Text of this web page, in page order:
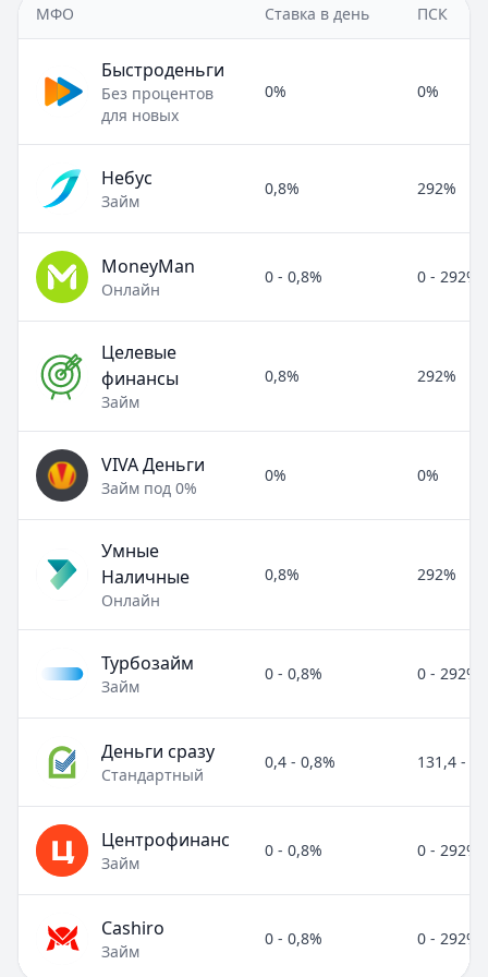
МФО Ставка в день ПСК
Быстроденьги
Без процентов
для новых
0% 0%
Небус
Займ
0,8% 292%
MoneyMan
Онлайн
0 - 0,8% 0 - 292%
Целевые
финансы
Займ
0,8% 292%
VIVA Деньги
Займ под 0%
0% 0%
Умные
Наличные
Онлайн
0,8% 292%
Турбозайм
Займ
0 - 0,8% 0 - 292%
Деньги сразу
Стандартный
0,4 - 0,8% 131,4 -
Центрофинанс
Займ
0 - 0,8% 0 - 292%
Cashiro
Займ
0 - 0,8% 0 - 292%